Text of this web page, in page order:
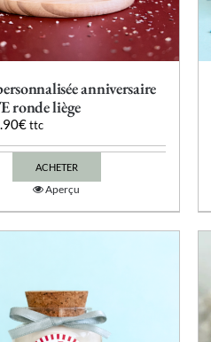
anniversaire
ronde liège
€ ttc
ACHETER
Ce
produit
a
plusieurs
peuvent
être
choisies
Aperçu